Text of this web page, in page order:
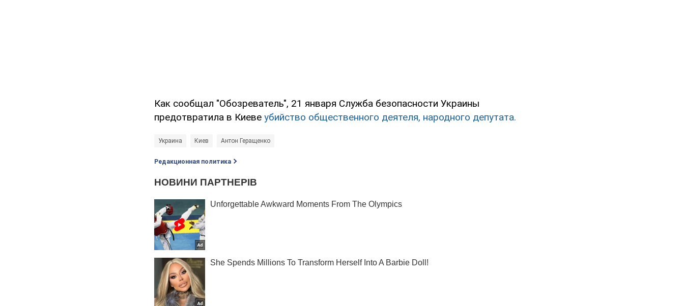
Как сообщал "Обозреватель", 21 января Служба безопасности Украины
предотвратила в Киеве убийство общественного деятеля, народного депутата.
Украина Киев Антон Геращенко
Редакционная политика